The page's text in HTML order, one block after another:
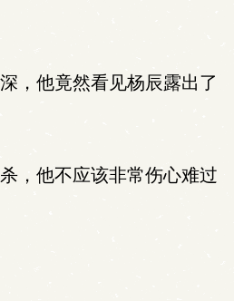
，他竟然看见杨辰露出了
，他不应该非常伤心难过